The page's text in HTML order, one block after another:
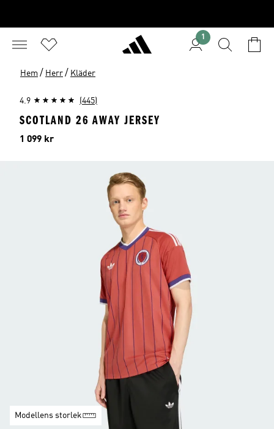
1
Hem / Herr / Kläder
4.9 (445)
SCOTLAND 26 AWAY JERSEY
Pris
1 099 kr
Modellens storlek